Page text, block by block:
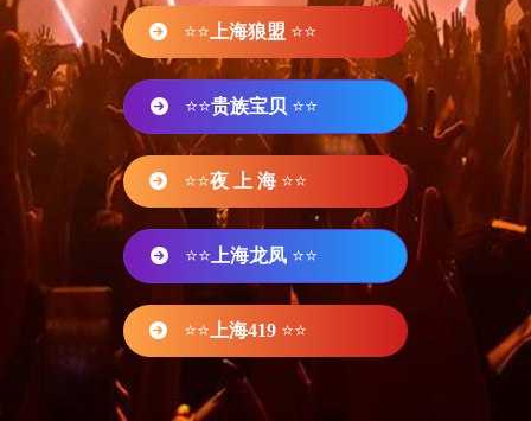
⭐⭐ 上海狼盟 ⭐⭐
⭐⭐贵族宝贝 ⭐⭐
⭐⭐夜 上 海 ⭐⭐
⭐⭐ 上海龙凤 ⭐⭐
⭐⭐ 上海419 ⭐⭐